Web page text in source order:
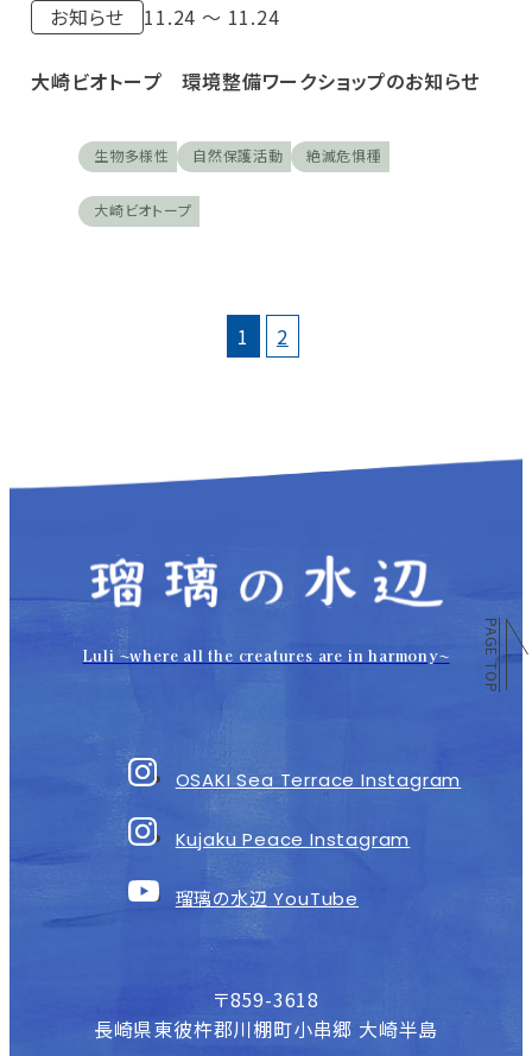
お知らせ 11.24 〜 11.24
大崎ビオトープ 環境整備ワークショップのお知らせ
生物多様性 自然保護活動 絶滅危惧種
大崎ビオトープ
1 2
Luli 〜where all the creatures are in harmony〜
OSAKI Sea Terrace Instagram
Kujaku Peace Instagram
瑠璃の水辺 YouTube
〒859-3618
長崎県東彼杵郡川棚町小串郷 大崎半島
PAGE TOP